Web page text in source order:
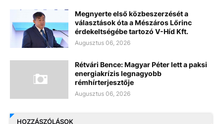
Megnyerte első közbeszerzését a
választások óta a Mészáros Lőrinc
érdekeltségébe tartozó V-Híd Kft.
Augusztus 06, 2026
Rétvári Bence: Magyar Péter lett a paksi
energiakrízis legnagyobb
rémhírterjesztője
Augusztus 06, 2026
HOZZÁSZÓLÁSOK